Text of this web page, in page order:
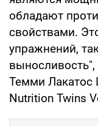
обладают
свойствами.
упражнений,
Темми Лакатос
Nutrition Twins